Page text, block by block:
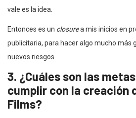
vale es la idea.
Entonces es un closurea mis inicios en
publicitaria, para hacer algo mucho más
nuevos riesgos.
3. ¿Cuáles son las
cumplir con la creación
Films?